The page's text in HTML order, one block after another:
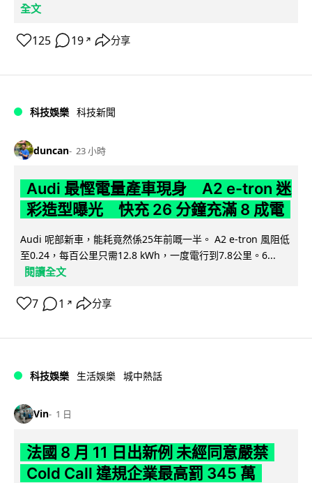
全文
125 19 ↗ 分享
科技娛樂 科技新聞
duncan 23 小時
Audi 最慳電量產車現身 A2 e-tron 迷
彩造型曝光 快充 26 分鐘充滿 8 成電
Audi 呢部新車，能耗竟然係25年前嘅一半。 A2 e-tron 風阻低
至0.24，每百公里只需12.8 kWh，一度電行到7.8公里。6...
閱讀全文
7 1 ↗ 分享
科技娛樂 生活娛樂 城中熱話
Vin 1 日
法國 8 月 11 日出新例 未經同意嚴禁
Cold Call 違規企業最高罰 345 萬